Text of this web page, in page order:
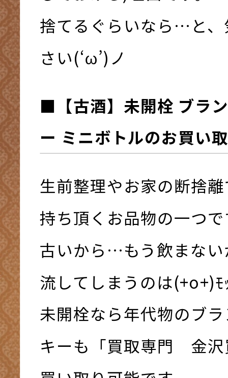
捨てるぐらいなら…と
さい(‘ω’)ノ
■【古酒】 未開栓 ブラ
ー ミニボトルのお買い
生前整理やお家の断捨
持ち頂くお品物の一つで
古いから…もう飲まな
流してしまうのは(+o+)
未開栓なら年代物のブ
キーも「買取専門 金沢